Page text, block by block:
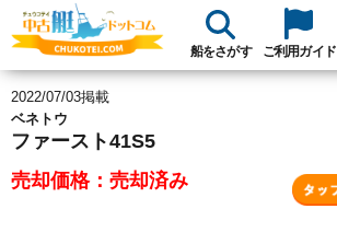
船をさがす ご利用ガイド
2022/07/03掲載
ベネトウ
ファースト41S5
売却価格：売却済み